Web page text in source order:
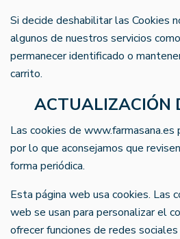
Si decide deshabilitar las Cookies
algunos de nuestros servicios
permanecer identificado o
carrito.
ACTUALIZACIÓN
Las cookies de www.farmasana.es
por lo que aconsejamos que
forma periódica.
Esta página web usa cookies. Las
web se usan para personalizar el
ofrecer funciones de redes